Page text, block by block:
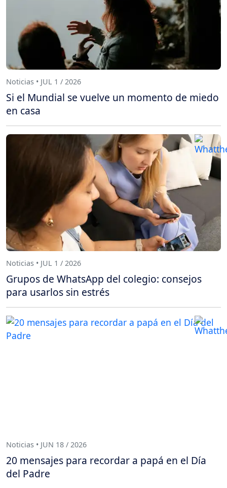
Noticias • JUL 1 / 2026
Si el Mundial se vuelve un momento de miedo
en casa
Noticias • JUL 1 / 2026
Grupos de WhatsApp del colegio: consejos
para usarlos sin estrés
Noticias • JUN 18 / 2026
20 mensajes para recordar a papá en el Día
del Padre